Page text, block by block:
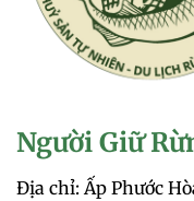
Người Giữ
Địa chỉ: Ấp Phước